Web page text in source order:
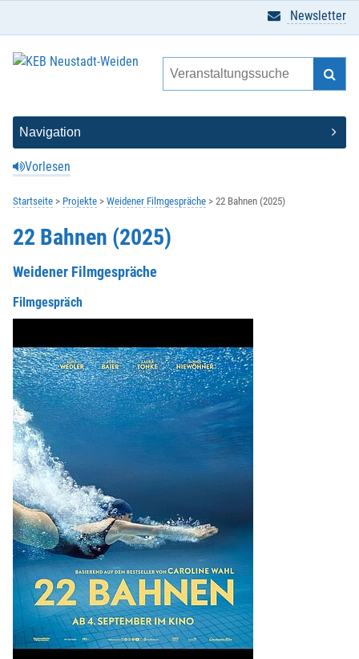
Vorlesen
Newsletter
Startseite Projekte Weidener Filmgespräche 22 Bahnen (2025)
22 Bahnen (2025)
Weidener Filmgespräche
Filmgespräch